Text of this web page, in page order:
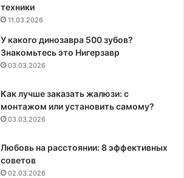
техники
11.03.2026
У какого динозавра 500 зубов?
Знакомьтесь это Нигерзавр
03.03.2026
Как лучше заказать жалюзи: с
монтажом или установить самому?
03.03.2026
Любовь на расстоянии: 8 эффективных
советов
02.03.2026